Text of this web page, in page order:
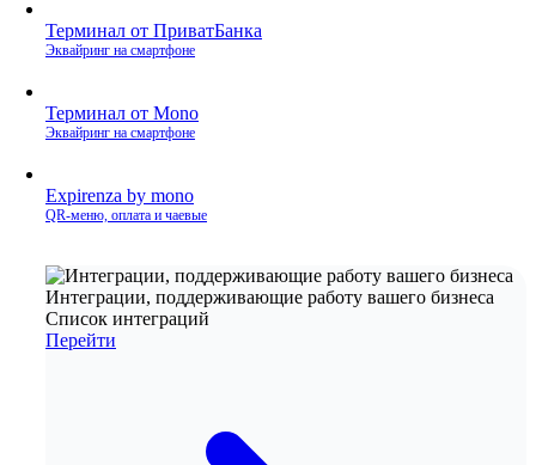
Терминал от ПриватБанка
Эквайринг на смартфоне
Терминал от Mono
Эквайринг на смартфоне
Expirenza by mono
QR‑меню, оплата и чаевые
Интеграции, поддерживающие работу вашего бизнеса
Список интеграций
Перейти